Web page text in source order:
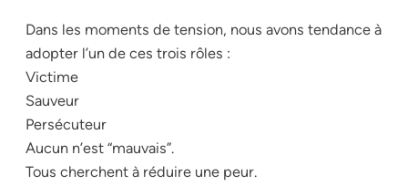
Dans les moments de tension, nous avons tendance à
adopter l’un de ces trois rôles :
Victime
Sauveur
Persécuteur
Aucun n’est “mauvais”.
Tous cherchent à réduire une peur.